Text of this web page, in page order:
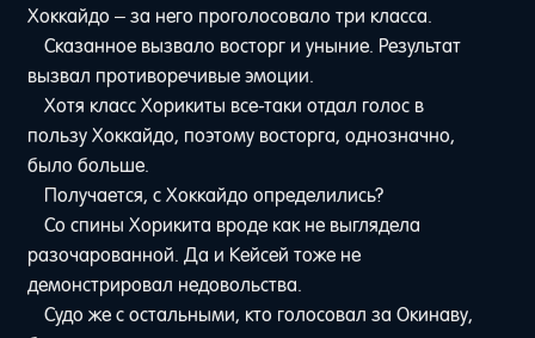
Хоккайдо – за него проголосовало три класса.
Сказанное вызвало восторг и уныние. Результат
вызвал противоречивые эмоции.
Хотя класс Хорикиты все-таки отдал голос в
пользу Хоккайдо, поэтому восторга, однозначно,
было больше.
Получается, с Хоккайдо определились?
Со спины Хорикита вроде как не выглядела
разочарованной. Да и Кейсей тоже не
демонстрировал недовольства.
Судо же с остальными, кто голосовал за Окинаву,